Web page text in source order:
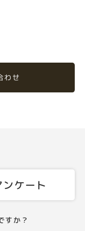
わせ
ケート
すか？